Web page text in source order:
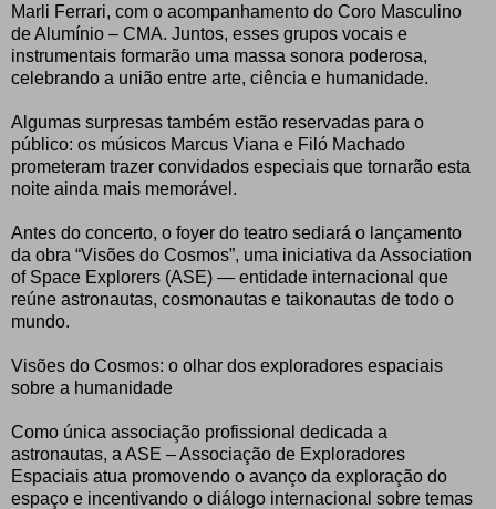
Marli Ferrari, com o acompanhamento do Coro Masculino
de Alumínio – CMA. Juntos, esses grupos vocais e
instrumentais formarão uma massa sonora poderosa,
celebrando a união entre arte, ciência e humanidade.
Algumas surpresas também estão reservadas para o
público: os músicos Marcus Viana e Filó Machado
prometeram trazer convidados especiais que tornarão esta
noite ainda mais memorável.
Antes do concerto, o foyer do teatro sediará o lançamento
da obra “Visões do Cosmos”, uma iniciativa da Association
of Space Explorers (ASE) — entidade internacional que
reúne astronautas, cosmonautas e taikonautas de todo o
mundo.
Visões do Cosmos: o olhar dos exploradores espaciais
sobre a humanidade
Como única associação profissional dedicada a
astronautas, a ASE – Associação de Exploradores
Espaciais atua promovendo o avanço da exploração do
espaço e incentivando o diálogo internacional sobre temas